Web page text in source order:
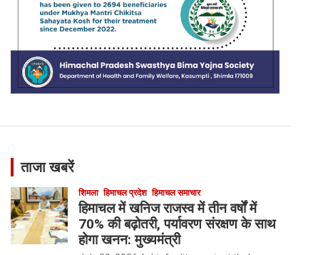
ताजा खबरें
शिमला हिमाचल प्रदेश हिमाचल समाचार
हिमाचल में खनिज राजस्व में तीन वर्षों में
70% की बढ़ोतरी, पर्यावरण संरक्षण के साथ
होगा खनन: मुख्यमंत्री